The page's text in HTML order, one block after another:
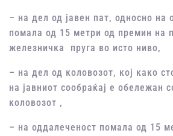
– на дел од јавен пат, односно на
помала од 15 метри од премин на
железничка пруга во исто ниво,
– на дел од коловозот, кој како
на јавниот сообраќај е обележан
коловозот ,
– на оддалеченост помала од 15